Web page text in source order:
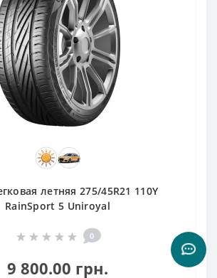
летняя 275/45R21 110Y
RainSport 5 Uniroyal
0
9 800.00 грн.